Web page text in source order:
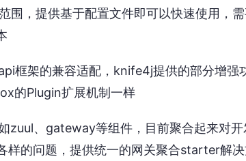
围，提供基于配置文件即可以快速使用，
框架的兼容适配，knife4j提供的部分增
的Plugin扩展机制一样
zuul、gateway等组件，目前聚合起来对
样的问题，提供统一的网关聚合starter解